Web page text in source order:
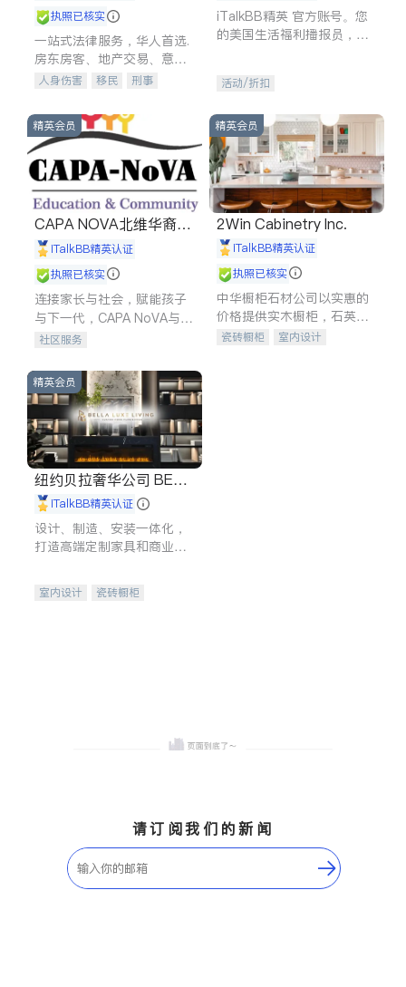
执照已核实
一站式法律服务，华人首选.
房东房客、地产交易、意外
伤害、车祸重伤、商业诉
建筑合同、刑事案件全包办
人身伤害 移民
刑事
信托/遗嘱
商业
索赔
律师-其它 保释
iTalkBB精英 官方账号。您
的美国生活福利播报员，精
专属福利。
活动/折扣
精英会员
CAPA NOVA北维华裔家
长会iTalkBB精英认证
执照已核实
连接家长与社会，赋能孩子
与下一代，CAPA NoVA与您
携手建设包容、公平、充满
社区服务
精英会员
2Win Cabinetry Inc.
iTalkBB精英认证
执照已核实
中华橱柜石材公司以实惠的
价格提供实木橱柜，石英石
台面，多种优质不锈钢水
瓷砖橱柜
室内设计
精英会员
纽约贝拉奢华公司 BELL
A LUXE
iTalkBB精英认证
设计、制造、安装一体化，
打造高端定制家具和商业空
室内设计
瓷砖橱柜
请订阅我们的新闻